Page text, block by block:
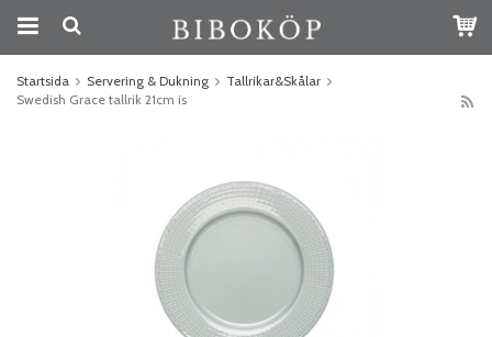
Startsida Servering & Dukning
Tallrikar&Skålar
Swedish Grace tallrik 21cm is